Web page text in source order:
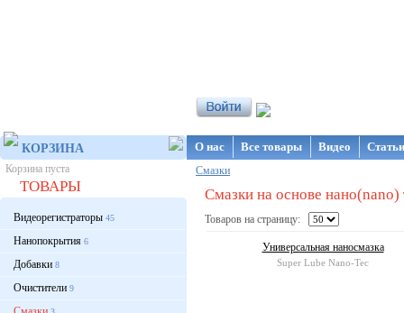
КОРЗИНА
Корзина пуста
ТОВАРЫ
Видеорегистраторы 45
Нанопокрытия 6
Добавки 8
Очистители 9
О нас Все товары Видео
Смазки
Смазки на основе нано(nano)
Товаров на страницу:
Универсальная наносмазка
Super Lube Nano-Tec